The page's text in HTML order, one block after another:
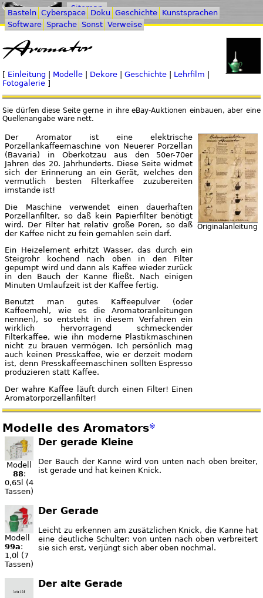
Sitemap
[ Einleitung Modelle Dekore |Geschichte Lehrfilm
Fotogalerie ]
Sie dürfen diese Seite gerne in ihre eBay-Auktionen einbauen, aber eine
Quellenangabe wäre nett.
Der Aromator ist eine elektrische
Porzellankaffeemaschine von Neuerer Porzellan
(Bavaria) in Oberkotzau aus den 50er-70er
Jahren des 20. Jahrhunderts. Diese Seite widmet
sich der Erinnerung an ein Gerät, welches den
vermutlich besten Filterkaffee zuzubereiten
imstande ist!
Die Maschine verwendet einen dauerhaften
Porzellanfilter, so daß kein Papierfilter benötigt
wird. Der Filter hat relativ große Poren, so daß
der Kaffee nicht zu fein gemahlen sein darf.
Ein Heizelement erhitzt Wasser, das durch ein
Steigrohr kochend nach oben in den Filter
gepumpt wird und dann als Kaffee wieder zurück
in den Bauch der Kanne fließt. Nach einigen
Minuten Umlaufzeit ist der Kaffee fertig.
Benutzt man gutes Kaffeepulver (oder
Kaffeemehl, wie es die Aromatoranleitungen
nennen), so entsteht in diesem Verfahren ein
wirklich hervorragend schmeckender
Filterkaffee, wie ihn moderne Plastikmaschinen
nicht zu brauen vermögen. Ich persönlich mag
auch keinen Presskaffee, wie er derzeit modern
ist, denn Presskaffeemaschinen sollten Espresso
produzieren statt Kaffee.
Der wahre Kaffee läuft durch einen Filter! Einen
Aromatorporzellanfilter!
Originalanleitung
Modelle des Aromators※
Modell
88:
0,65l (4
Tassen)
Der gerade Kleine
Der Bauch der Kanne wird von unten nach oben breiter,
ist gerade und hat keinen Knick.
Modell
99a:
1,0l (7
Tassen)
Der Gerade
Leicht zu erkennen am zusätzlichen Knick, die Kanne hat
eine deutliche Schulter: von unten nach oben verbreitert
sie sich erst, verjüngt sich aber oben nochmal.
Der alte Gerade
Basteln Cyberspace Doku Geschichte
Kunstsprachen
Software Sprache Sonst Verweise